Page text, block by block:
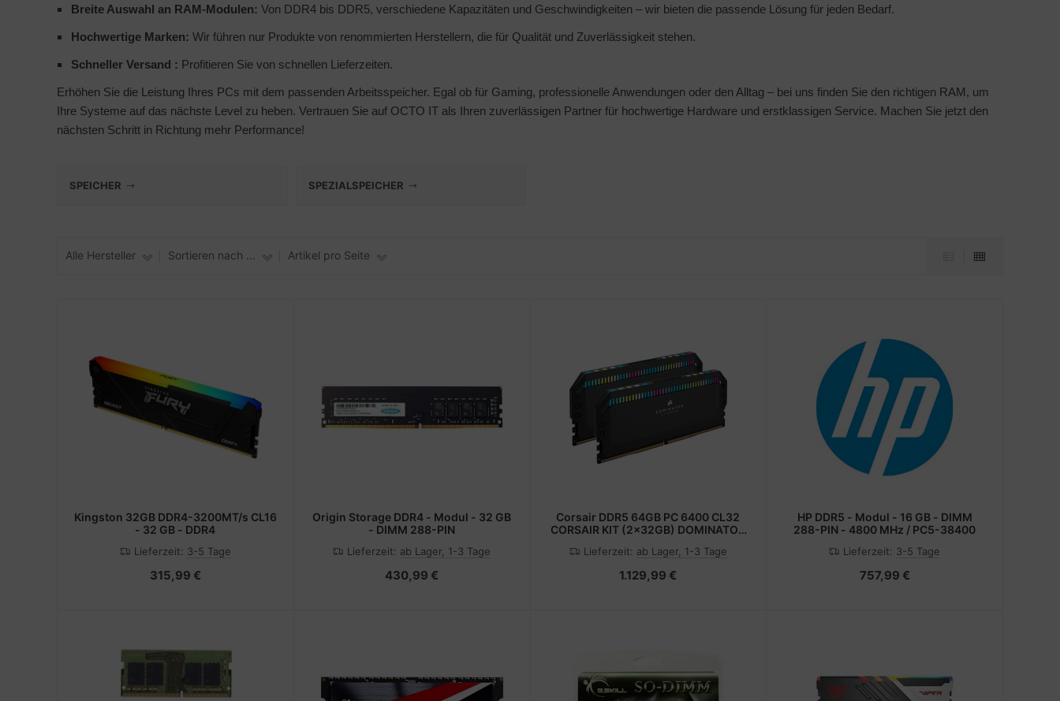
Breite Auswahl an RAM-Modulen: Von DDR4 bis DDR5, verschiedene Kapazitäten und Geschwindigkeiten – wir bieten die passende Lösung für jeden Bedarf.
Hochwertige Marken: Wir führen nur Produkte von renommierten Herstellern, die für Qualität und Zuverlässigkeit stehen.
Schneller Versand : Profitieren Sie von schnellen Lieferzeiten.
Erhöhen Sie die Leistung Ihres PCs mit dem passenden Arbeitsspeicher. Egal ob für Gaming, professionelle Anwendungen oder den Alltag – bei uns finden Sie den richtigen RAM, um
Ihre Systeme auf das nächste Level zu heben. Vertrauen Sie auf OCTO IT als Ihren zuverlässigen Partner für hochwertige Hardware und erstklassigen Service. Machen Sie jetzt den
nächsten Schritt in Richtung mehr Performance!
SPEICHER SPEZIALSPEICHER
Alle Hersteller Sortieren nach ... Artikel pro Seite
Kingston 32GB DDR4-3200MT/s CL16
- 32 GB - DDR4
Lieferzeit: 3-5 Tage
315,99 €
Origin Storage DDR4 - Modul - 32 GB
- DIMM 288-PIN
Lieferzeit: ab Lager, 1-3 Tage
430,99 €
Corsair DDR5 64GB PC 6400 CL32
CORSAIR KIT (2x32GB) DOMINATOR
Lieferzeit: ab Lager, 1-3 Tage
1.129,99 €
HP DDR5 - Modul - 16 GB - DIMM
288-PIN - 4800 MHz / PC5-38400
Lieferzeit: 3-5 Tage
757,99 €
und Navigation
Netzwerkgeräte
Drucker
& Tragebehältnisse
CD-/DVD-Rohlinge
Tinten Minen